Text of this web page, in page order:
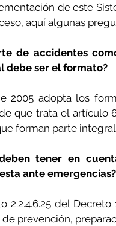
de este
aquí algunas
de accidentes
debe ser el formato?
2005 adopta los
que trata el artículo
forman parte
tener en
ante emergencias?
2.2.4.6.25 del
prevención,